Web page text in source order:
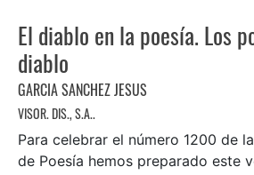
El diablo en la poesía. Los
diablo
GARCIA SANCHEZ JESUS
VISOR. DIS., S.A..
Para celebrar el número 1200 de
de Poesía hemos preparado este